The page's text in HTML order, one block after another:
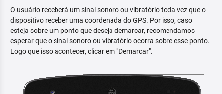
O usuário receberá um sinal sonoro ou vibratório toda vez que o
dispositivo receber uma coordenada do GPS. Por isso, caso
esteja sobre um ponto que deseja demarcar, recomendamos
esperar que o sinal sonoro ou vibratório ocorra sobre esse ponto.
Logo que isso acontecer, clicar em "Demarcar".